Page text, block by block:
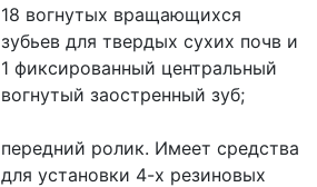
18 вогнутых вращающихся
зубьев для твердых сухих почв и
1 фиксированный центральный
вогнутый заостренный зуб;
передний ролик. Имеет средства
для установки 4-х резиновых